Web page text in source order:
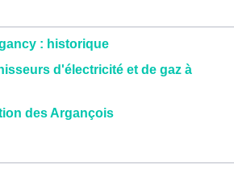
: historique
d'électricité et de gaz à
des Argançois